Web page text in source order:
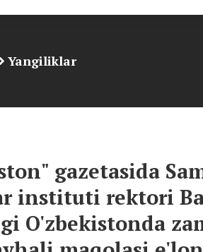
Yangiliklar
gazetasida
instituti rektori
O'zbekistonda